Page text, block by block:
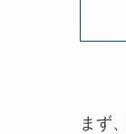
まず